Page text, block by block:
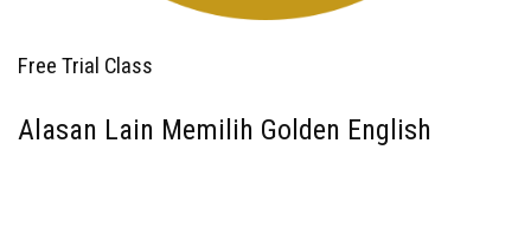
Free Trial Class
Alasan Lain Memilih Golden English